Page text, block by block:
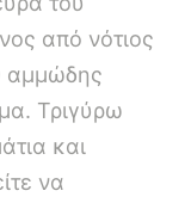
από νότιος
αμμώδης
Τριγύρω
και
να